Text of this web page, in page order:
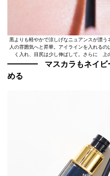
黒よりも軽やかで涼しげなニュアンスが漂
人の雰囲気へと昇華。アイラインを入れる
く入れ、目尻は少し伸ばして。さらに 上
マスカラもネイ
める